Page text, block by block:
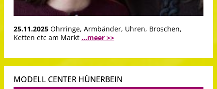
25.11.2025 Ohrringe, Armbänder, Uhren, Broschen,
Ketten etc am Markt ...meer >>
MODELL CENTER HÜNERBEIN